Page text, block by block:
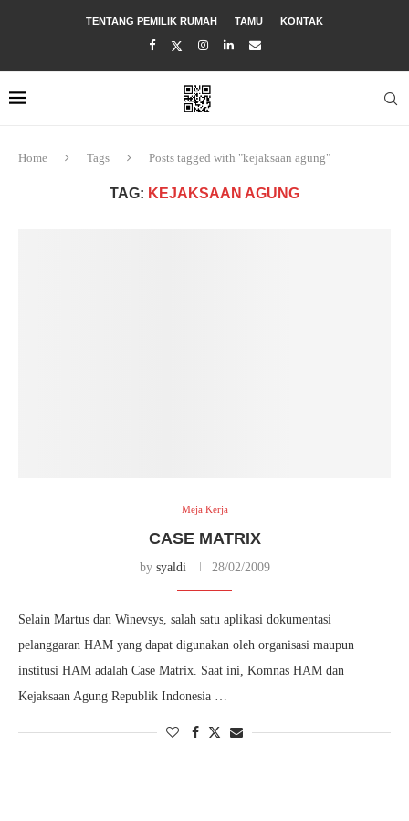
TENTANG PEMILIK RUMAH TAMU KONTAK
Home Tags Posts tagged with "kejaksaan agung"
TAG: KEJAKSAAN AGUNG
Meja Kerja
CASE MATRIX
by syaldi 28/02/2009
Selain Martus dan Winevsys, salah satu aplikasi dokumentasi
pelanggaran HAM yang dapat digunakan oleh organisasi maupun
institusi HAM adalah Case Matrix. Saat ini, Komnas HAM dan
Kejaksaan Agung Republik Indonesia …